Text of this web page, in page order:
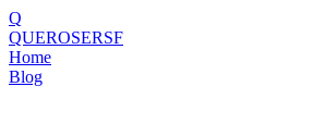
Q
QUEROSERSF
Home
Blog